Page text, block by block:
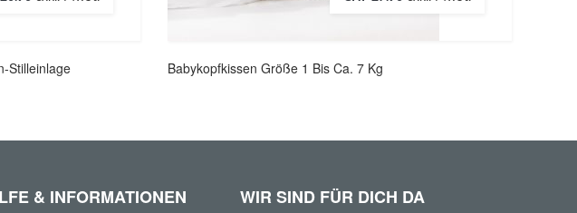
Stilleinlage Babykopfkissen Größe 1 Bis Ca. 7 Kg
& INFORMATIONEN WIR SIND FÜR DICH DA